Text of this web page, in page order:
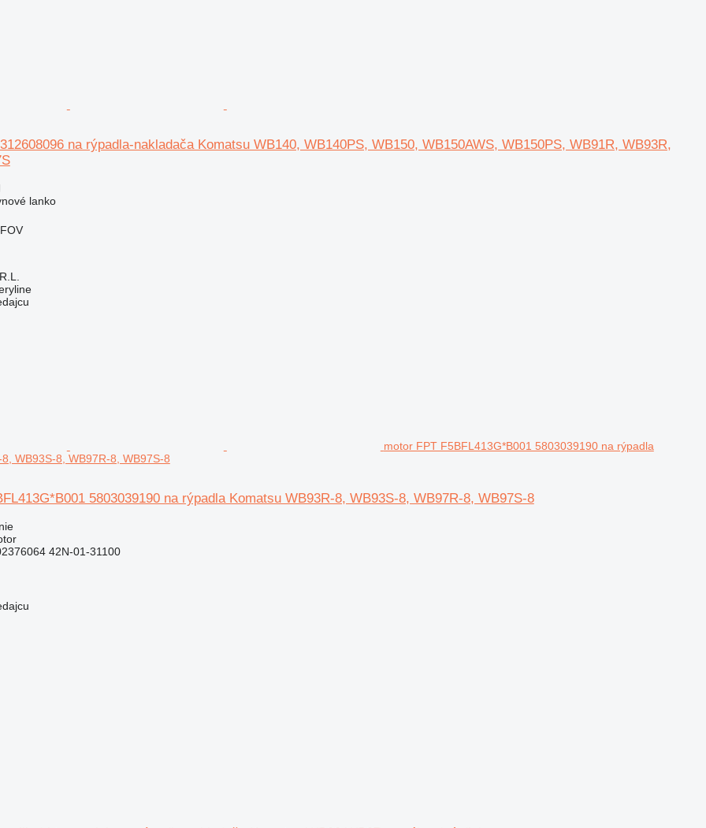
na rýpadla-nakladača Komatsu WB140, WB140PS, WB150, WB150AWS, WB150PS, WB91R, WB93R,
lanko
motor FPT F5BFL413G*B001 5803039190 na rýpadla
WB93S-8, WB97R-8, WB97S-8
5803039190 na rýpadla Komatsu WB93R-8, WB93S-8, WB97R-8, WB97S-8
42N-01-31100